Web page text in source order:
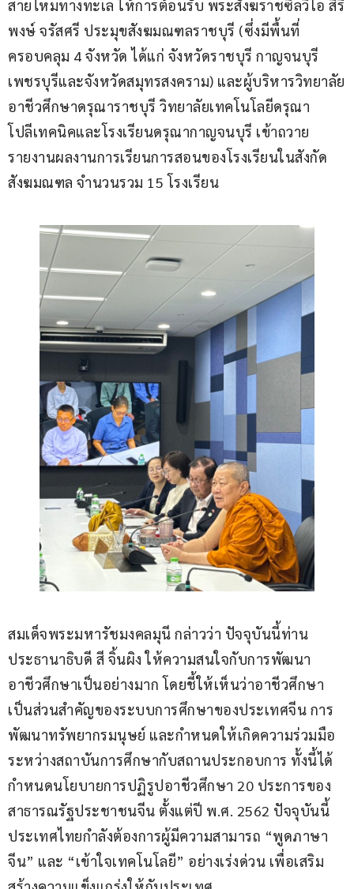
สายไหมทางทะเล ให้การต้อนรับ พระสังฆราชซิลวิโอ สิริ
พงษ์ จรัสศรี ประมุขสังฆมณฑลราชบุรี (ซึ่งมีพื้นที่
ครอบคลุม 4 จังหวัด ได้แก่ จังหวัดราชบุรี กาญจนบุรี
เพชรบุรีและจังหวัดสมุทรสงคราม) และผู้บริหารวิทยาลัย
อาชีวศึกษาดรุณาราชบุรี วิทยาลัยเทคโนโลยีดรุณา
โปลีเทคนิคและโรงเรียนดรุณากาญจนบุรี เข้าถวาย
รายงานผลงานการเรียนการสอนของโรงเรียนในสังกัด
สังฆมณฑล จำนวนรวม 15 โรงเรียน
สมเด็จพระมหารัชมงคลมุนี กล่าวว่า ปัจจุบันนี้ท่าน
ประธานาธิบดี สี จิ้นผิง ให้ความสนใจกับการพัฒนา
อาชีวศึกษาเป็นอย่างมาก โดยชี้ให้เห็นว่าอาชีวศึกษา
เป็นส่วนสำคัญของระบบการศึกษาของประเทศจีน การ
พัฒนาทรัพยากรมนุษย์ และกำหนดให้เกิดความร่วมมือ
ระหว่างสถาบันการศึกษากับสถานประกอบการ ทั้งนี้ได้
กำหนดนโยบายการปฏิรูปอาชีวศึกษา 20 ประการของ
สาธารณรัฐประชาชนจีน ตั้งแต่ปี พ.ศ. 2562 ปัจจุบันนี้
ประเทศไทยกำลังต้องการผู้มีความสามารถ “พูดภาษา
จีน” และ “เข้าใจเทคโนโลยี” อย่างเร่งด่วน เพื่อเสริม